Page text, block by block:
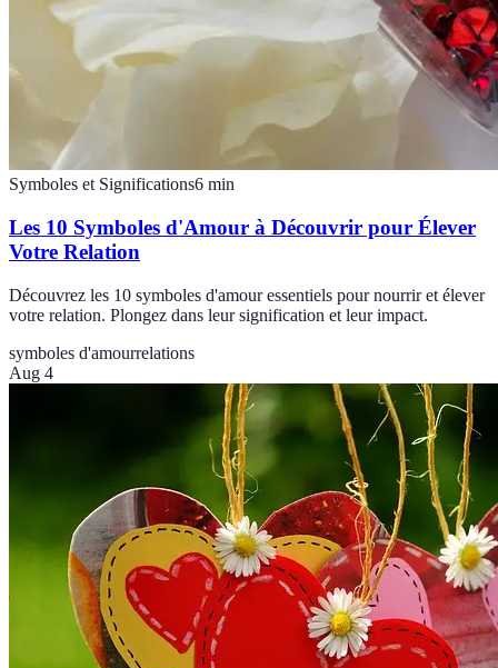
Symboles et Significations6 min
Les 10 Symboles d'Amour à Découvrir pour Élever
Votre Relation
Découvrez les 10 symboles d'amour essentiels pour nourrir et élever
votre relation. Plongez dans leur signification et leur impact.
symboles d'amourrelations
Aug 4